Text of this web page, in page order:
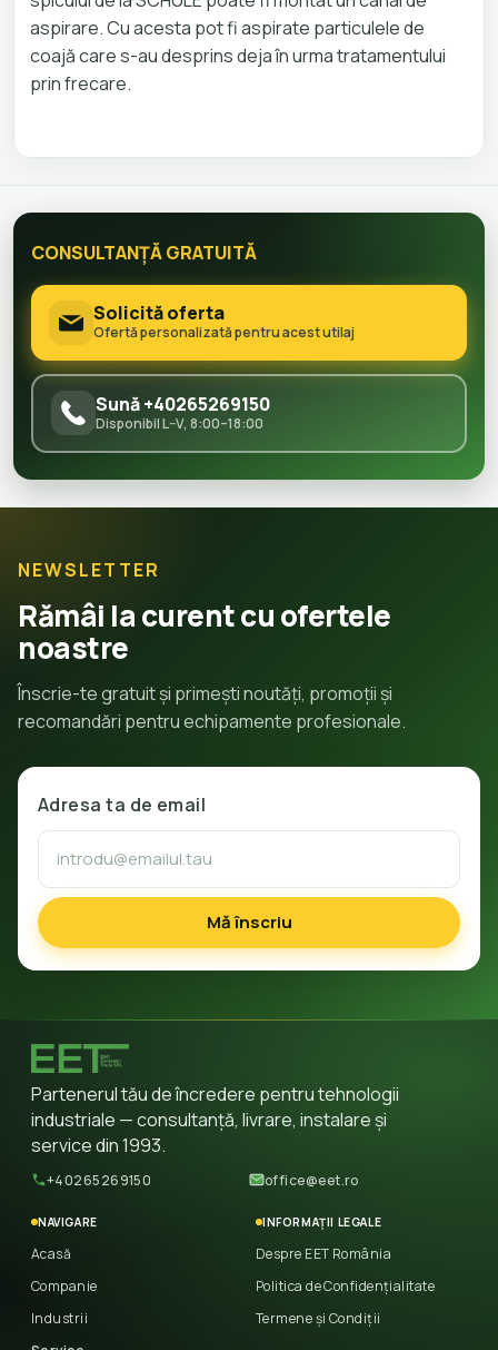
aspirare. Cu acesta pot fi aspirate particulele de
coajă care s-au desprins deja în urma tratamentului
prin frecare.
CONSULTANȚĂ GRATUITĂ
Solicită oferta
Ofertă personalizată pentru acest utilaj
Sună +40265269150
Disponibil L–V, 8:00–18:00
NEWSLETTER
Rămâi la curent cu ofertele
noastre
Înscrie-te gratuit și primești noutăți, promoții și
recomandări pentru echipamente profesionale.
Adresa ta de email
Mă înscriu
Partenerul tău de încredere pentru tehnologii
industriale — consultanță, livrare, instalare și
service din 1993.
+40265269150 office@eet.ro
NAVIGARE
Acasă
Companie
Industrii
INFORMAȚII LEGALE
Despre EET România
Politica de Confidențialitate
Termene și Condiții